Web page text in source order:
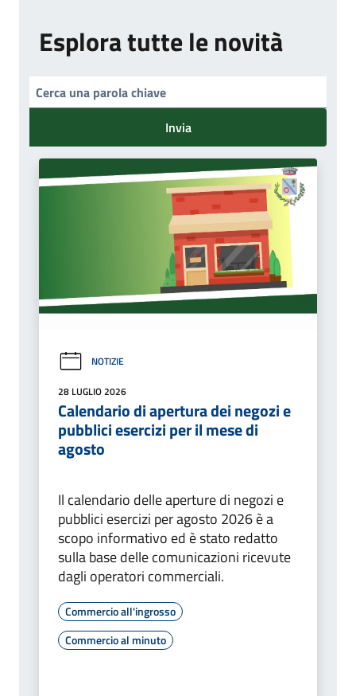
Esplora tutte le novità
Invia
NOTIZIE
28 LUGLIO 2026
Calendario di apertura dei negozi e
pubblici esercizi per il mese di
agosto
Il calendario delle aperture di negozi e
pubblici esercizi per agosto 2026 è a
scopo informativo ed è stato redatto
sulla base delle comunicazioni ricevute
dagli operatori commerciali.
Commercio all'ingrosso
Commercio al minuto